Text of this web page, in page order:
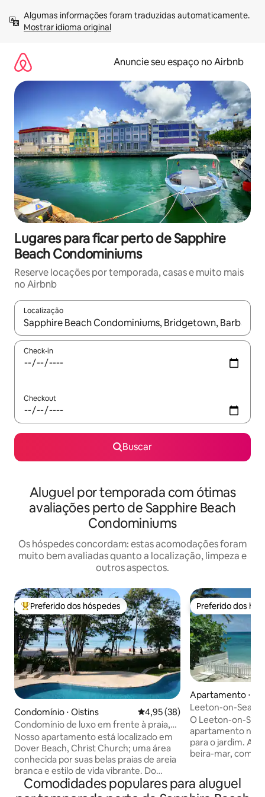
para
Mostrar idioma original
Anuncie seu espaço no Airbnb
Lugares para ficar perto de Sapphire
Beach Condominiums
Reserve locações por temporada, casas e muito mais
no Airbnb
Localização
Quando os resultados estiverem disponíveis, explore-os
Check-in
Checkout
Buscar
Aluguel por temporada com ótimas
avaliações perto de Sapphire Beach
Condominiums
Os hóspedes concordam: estas acomodações foram
muito bem avaliadas quanto a localização, limpeza e
outros aspectos.
Entre os melhores preferidos dos hóspedes
Preferido dos hóspedes
Condomínio ⋅ Oistins 4,95 de uma avaliação média
4,95 (38)
Condomínio de luxo em frente à praia,
Sapphire Beach, Barbados
Nosso apartamento está localizado em
Dover Beach, Christ Church; uma área
conhecida por suas belas praias de areia
branca e estilo de vida vibrante. Do
nosso apartamento você pode desfrutar
de um coquetel à beira da piscina, dar
Preferido dos
Preferido dos
Apartamento ⋅
Leeton-on-Sea
O Leeton-on-Sea
apartamento no
para o jardim. A
beira-mar, com
localizados na
lado do Estúdio 2
Comodidades populares para aluguel